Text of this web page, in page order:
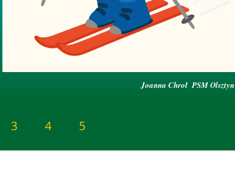
Joanna Chroł PSM Olsztyn
3 4 5